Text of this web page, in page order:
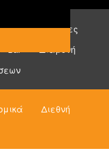
Υπηρεσίες
Bar
Διαμονή
Διεθνή